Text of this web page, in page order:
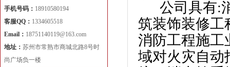
公司具有:消
筑装饰装修工
消防工程施工
域对火灾自动
手机号码： 18910580194
客服QQ： 1334605518
Email： 18751140119@163.com
地址： 苏州市常熟市商城北路8号时
尚广场负一楼